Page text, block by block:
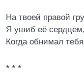
На твоей правой
Я ушиб её сердцем,
Когда обнимал
* * *